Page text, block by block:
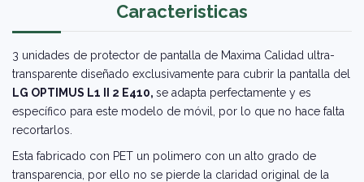
Caracteristicas
3 unidades de protector de pantalla de Maxima Calidad ultra-
transparente diseñado exclusivamente para cubrir la pantalla del
LG OPTIMUS L1 II 2 E410, se adapta perfectamente y es
específico para este modelo de móvil, por lo que no hace falta
recortarlos.
Esta fabricado con PET un polimero con un alto grado de
transparencia, por ello no se pierde la claridad original de la